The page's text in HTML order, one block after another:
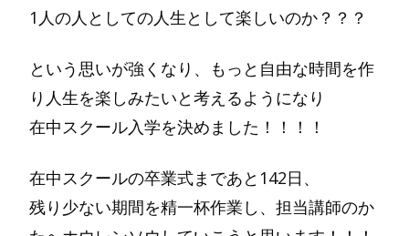
1人の人としての人生として楽しいのか？？？
という思いが強くなり、もっと自由な時間を作
り人生を楽しみたいと考えるようになり
在中スクール入学を決めました！！！！
在中スクールの卒業式まであと142日、
残り少ない期間を精一杯作業し、担当講師のか